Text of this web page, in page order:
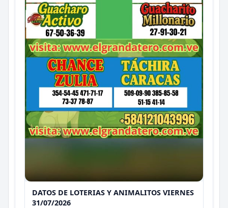
DATOS DE LOTERIAS Y ANIMALITOS VIERNES
31/07/2026